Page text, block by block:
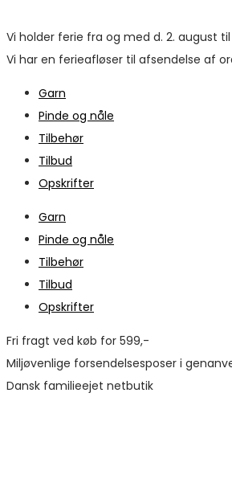
Vi holder ferie fra og med d. 2. august
Vi har en ferieafløser til afsendelse af
Garn
Pinde og nåle
Tilbehør
Tilbud
Opskrifter
Garn
Pinde og nåle
Tilbehør
Tilbud
Opskrifter
Fri fragt ved køb for 599,-
Miljøvenlige forsendelsesposer i
Dansk familieejet netbutik